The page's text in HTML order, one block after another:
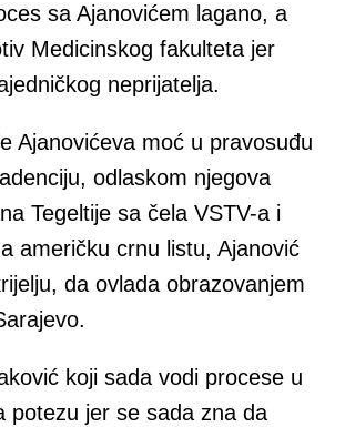
sa Ajanovićem lagano, a
Medicinskog fakulteta jer
neprijatelja.
Ajanovićeva moć u pravosuđu
odlaskom njegova
Tegeltije sa čela VSTV-a i
američku crnu listu, Ajanović
da ovlada obrazovanjem
koji sada vodi procese u
potezu jer se sada zna da